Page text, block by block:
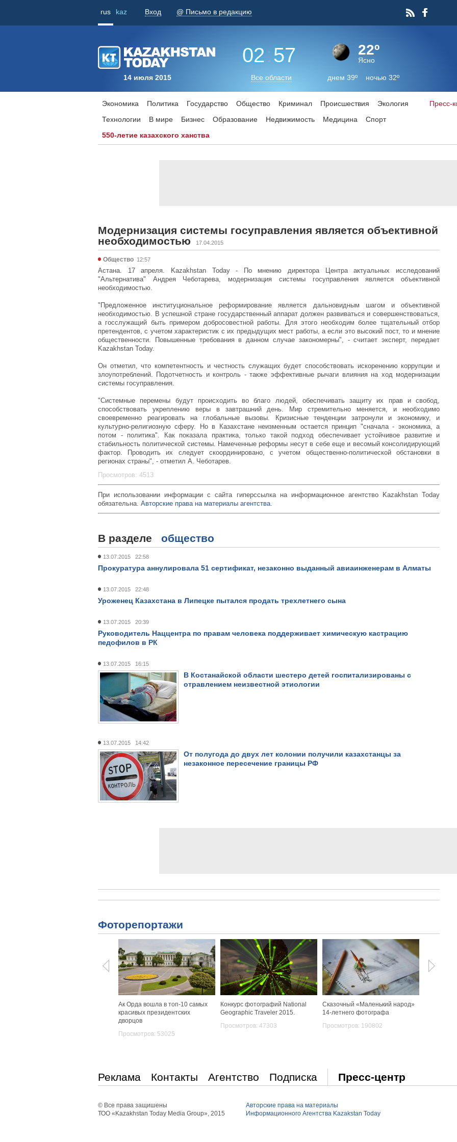
rus kaz Вход @ Письмо в редакцию
14 июля 2015
02:57
Все области
22º
Ясно
днем 39º ночью 32º
Экономика Политика Государство Общество Криминал Происшествия
Экология
Технологии
В мире Бизнес Образование Недвижимость Медицина
Спорт
550-летие казахского ханства
Пресс-
Модернизация системы госуправления является объективной
необходимостью
17.04.2015
Общество 12:57
Астана. 17 апреля. Kazakhstan Today - По мнению директора Центра актуальных исследований
"Альтернатива" Андрея Чеботарева, модернизация системы госуправления является объективной
необходимостью.
"Предложенное институциональное реформирование является дальновидным шагом и объективной
необходимостью. В успешной стране государственный аппарат должен развиваться и совершенствоваться,
а госслужащий быть примером добросовестной работы. Для этого необходим более тщательный отбор
претендентов, с учетом характеристик с их предыдущих мест работы, а если это высокий пост, то и мнение
общественности. Повышенные требования в данном случае закономерны", - считает эксперт, передает
Kazakhstan Today.
Он отметил, что компетентность и честность служащих будет способствовать искоренению коррупции и
злоупотреблений. Подотчетность и контроль - также эффективные рычаги влияния на ход модернизации
системы госуправления.
"Системные перемены будут происходить во благо людей, обеспечивать защиту их прав и свобод,
способствовать укреплению веры в завтрашний день. Мир стремительно меняется, и необходимо
своевременно реагировать на глобальные вызовы. Кризисные тенденции затронули и экономику, и
культурно-религиозную сферу. Но в Казахстане неизменным остается принцип "сначала - экономика, а
потом - политика". Как показала практика, только такой подход обеспечивает устойчивое развитие и
стабильность политической системы. Намеченные реформы несут в себе еще и весомый консолидирующий
фактор. Проводить их следует скоординировано, с учетом общественно-политической обстановки в
регионах страны", - отметил А. Чеботарев.
Просмотров: 4513
При использовании информации с сайта гиперссылка на информационное агентство Kazakhstan Today
обязательна. Авторские права на материалы агентства.
В разделе общество
13.07.2015 22:58
Прокуратура аннулировала 51 сертификат, незаконно выданный авиаинженерам в Алматы
13.07.2015 22:48
Уроженец Казахстана в Липецке пытался продать трехлетнего сына
13.07.2015 20:39
Руководитель Наццентра по правам человека поддерживает химическую кастрацию
педофилов в РК
13.07.2015 16:15
В Костанайской области шестеро детей госпитализированы с
отравлением неизвестной этиологии
13.07.2015 14:42
От полугода до двух лет колонии получили казахстанцы за
незаконное пересечение границы РФ
Фоторепортажи
Ак Орда вошла в топ-10 самых
красивых президентских
дворцов
Просмотров: 53025
Конкурс фотографий National
Geographic Traveler 2015.
Просмотров: 47303
Сказочный «Маленький народ»
14-летнего фотографа
Просмотров: 190802
Реклама Контакты Агентство Подписка Пресс-центр
© Все права защишены
ТОО «Kazakhstan Today Media Group», 2015
Авторские права на материалы
Информационного Агентства Kazakstan Today